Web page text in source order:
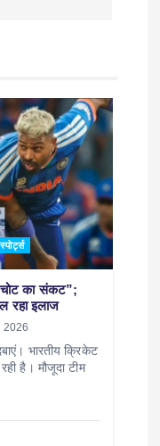
स्पोर्ट्स
चोट का संकट”;
रहा इलाज
2026
भारतीय क्रिकेट
है। मौजूदा टीम